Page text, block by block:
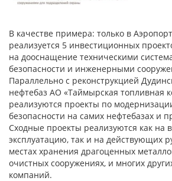
В качестве примера: только в
реализуется 5 инвестиционных
на дооснащение техническими
безопасности и инженерными
Параллельно с реконструкцией
нефтебаз АО «Таймырская топливная
реализуются проекты по
безопасности на самих нефтебазах и
Сходные проекты реализуются как на
эксплуатацию, так и на действующих
местах хранения драгоценных
очистных сооружениях, и многих
компаний.